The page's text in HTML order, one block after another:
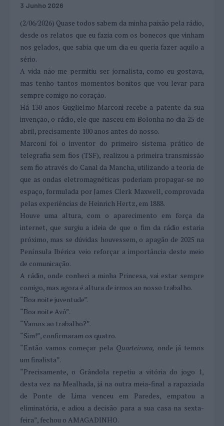
3 Junho 2026
(2/06/2026) Quase todos sabem da minha paixão pela rádio,
desde os relatos que eu fazia com os bonecos que vinham
nos gelados, que sabia que um dia eu queria fazer aquilo a
sério.
A vida não me permitiu ser jornalista, como eu gostava,
mas tenho tantos momentos bonitos que vou levar para
sempre comigo no coração.
Há 130 anos Guglielmo Marconi recebe a patente da sua
invenção, o rádio, ele que nasceu em Bolonha no dia 25 de
abril, precisamente 100 anos antes do nosso.
Marconi foi o inventor do primeiro sistema prático de
telegrafia sem fios (TSF), realizou a primeira transmissão
sem fio através do Canal da Mancha, utilizando a teoria de
que as ondas eletromagnéticas poderiam propagar-se no
espaço, formulada por James Clerk Maxwell, comprovada
pelas experiências de Heinrich Hertz, em 1888.
Houve uma altura, com o aparecimento em força da
internet, que surgiu a ideia de que o fim da rádio estaria
próximo, mas se dúvidas houvessem, o apagão de 2025 na
Península Ibérica veio reforçar a importância deste meio
de comunicação.
A rádio, onde conheci a minha Princesa, vai estar sempre
comigo, mas agora é altura de irmos ao nosso trabalho.
“Boa noite juventude”.
“Boa noite Avô”.
“Vamos ao trabalho?”.
“Sim!”, confirmaram os quatro.
“Então vamos começar pela Quarteirona, onde já temos
um finalista”.
“Precisamente, o Grândola repetiu a vitória do jogo 1,
desta vez na Mealhada, já na outra meia-final a rapaziada
de Ponte de Lima venceu em Paredes, empatou a
eliminatória, e adiou a decisão para a sua casa na sexta-
feira”, fechou o AMAGADINHO.